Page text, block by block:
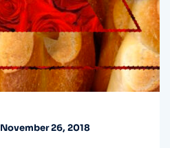
November 26, 2018